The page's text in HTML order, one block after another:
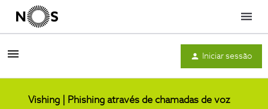
Menu
Iniciar sessão
Vishing | Phishing através de chamadas de voz